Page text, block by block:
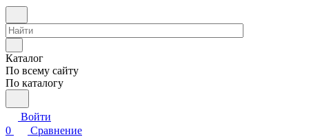
Каталог
По всему сайту
По каталогу
Войти
0
Сравнение